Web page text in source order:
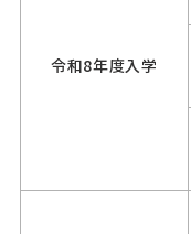
令和8年度入学